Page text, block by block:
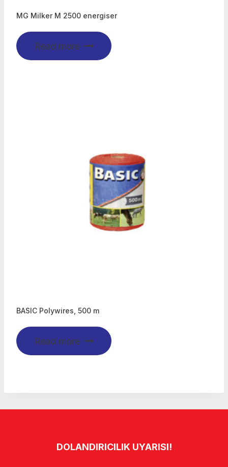
MG Milker M 2500 energiser
Read more
BASIC Polywires, 500 m
Read more
DOLANDIRICILIK UYARISI!